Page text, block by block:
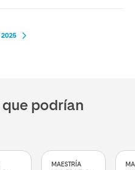
2025
podrían
MAESTRÍA